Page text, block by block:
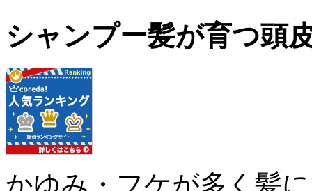
シャンプー髪が育つ頭
かゆみ・フケが多く髪